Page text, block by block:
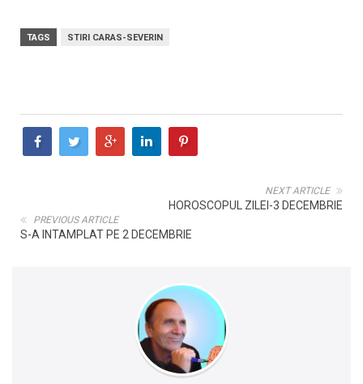
TAGS STIRI CARAS-SEVERIN
NEXT ARTICLE
HOROSCOPUL ZILEI-3 DECEMBRIE
PREVIOUS ARTICLE
S-A INTAMPLAT PE 2 DECEMBRIE